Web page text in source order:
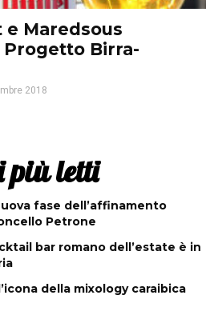
e Maredsous
Birra-
2018
più letti
fase dell’affinamento
Petrone
bar romano dell’estate è in
della mixology caraibica